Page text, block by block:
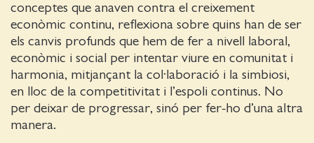
conceptes que anaven contra el creixement
econòmic continu, reflexiona sobre quins han de ser
els canvis profunds que hem de fer a nivell laboral,
econòmic i social per intentar viure en comunitat i
harmonia, mitjançant la col·laboració i la simbiosi,
en lloc de la competitivitat i l’espoli continus. No
per deixar de progressar, sinó per fer-ho d’una altra
manera.